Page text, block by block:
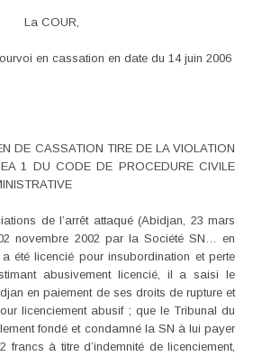
La COUR,
en cassation en date du 14 juin 2006
DE CASSATION TIRE DE LA VIOLATION
1 DU CODE DE PROCEDURE CIVILE
de l’arrêt attaqué (Abidjan, 23 mars
novembre 2002 par la Société SN… en
été licencié pour insubordination et perte
abusivement licencié, il a saisi le
en paiement de ses droits de rupture et
licenciement abusif ; que le Tribunal du
fondé et condamné la SN à lui payer
francs à titre d’indemnité de licenciement,